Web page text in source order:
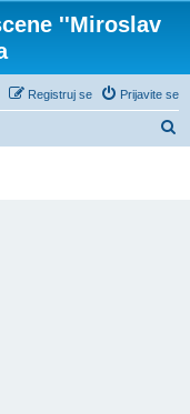
''Miroslav
Prijavite se
Registruj se